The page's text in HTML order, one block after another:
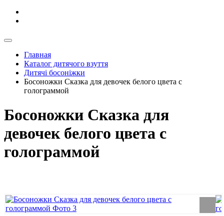
Главная
Каталог дитячого взуття
Дитячі босоніжки
Босоножки Сказка для девочек белого цвета с
голограммой
Босоножки Сказка для
девочек белого цвета с
голограммой